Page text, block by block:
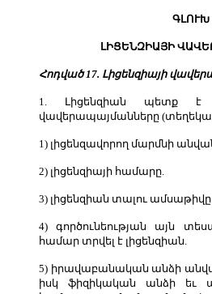
ԳԼՈՒԽ
ԼԻՑԵՆԶԻԱՅԻ
Հոդված 17. Լիցենզիայի
1. Լիցենզիան պետք է
վավերապայմանները
1) լիցենզավորող մարմնի
2) լիցենզիայի համարը.
3) լիցենզիան տալու
4) գործունեության այն
համար տրվել է լիցենզիան.
5) իրավաբանական անձի
իսկ ֆիզիկական անձի եւ